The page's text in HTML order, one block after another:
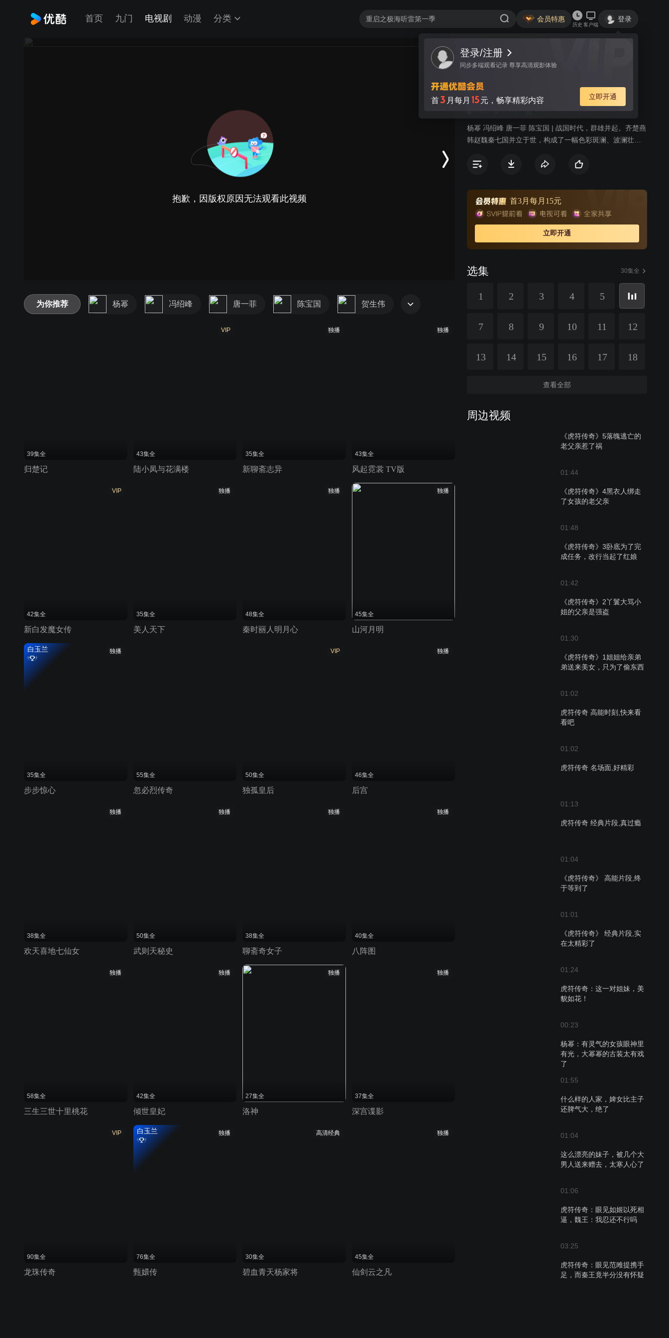
首页 九门 电视剧 动漫 分类 会员特惠
历史 客户端
登录
登录/注册
同步多端观看记录 尊享高清观影体验
首3 月每月 15元，畅享精彩内容 立即开通
抱歉，因版权原因无法观看此视频
视频 讨论
虎符传奇
7.9分 古装 爱情
杨幂 冯绍峰 唐一菲 陈宝国 | 战国时代，群雄并起。齐楚燕
韩赵魏秦七国并立于世，构成了一幅色彩斑澜、波澜壮阔
重要的历史位置。信陵君礼贤下士，在魏国极具威望。偶
夕。怯于秦国之威，魏王按兵不动，非魏王的虎符不能出
兵。关键时刻，如姬夫人窃出虎符营救赵国，自己却身陷
险境。平原君夫妇一直试图截取信陵君平生的心血兵法之
作《周公秘录》，念奴终为保护秘录而亡。历尽千辛万
苦，信陵君与如姬终于重逢，然而万没想到的是，他们爱
在血泊之中。
首3月每月15元
立即开通
选集 30集全
1 2 3 4 5
7 8 9 10 11 12
13 14 15 16 17 18
查看全部
周边视频
《虎符传奇》5落魄逃亡的
老父亲惹了祸
01:44
《虎符传奇》4黑衣人绑走
了女孩的老父亲
01:48
《虎符传奇》3卧底为了完
成任务，改行当起了红娘
01:42
《虎符传奇》2丫鬟大骂小
姐的父亲是强盗
01:30
《虎符传奇》1姐姐给亲弟
弟送来美女，只为了偷东西
01:02
虎符传奇 高能时刻,快来看
看吧
01:02
虎符传奇 名场面,好精彩
01:13
虎符传奇 经典片段,真过瘾
01:04
《虎符传奇》 高能片段,终
于等到了
01:01
《虎符传奇》 经典片段,实
在太精彩了
01:24
虎符传奇：这一对姐妹，美
貌如花！
00:23
杨幂：有灵气的女孩眼神里
有光，大幂幂的古装太有戏
了
01:55
什么样的人家，婢女比主子
还脾气大，绝了
01:04
这么漂亮的妹子，被几个大
男人送来赠去，太寒人心了
01:06
虎符传奇：眼见如姬以死相
逼，魏王：我忍还不行吗
03:25
虎符传奇：眼见范雎提携手
足，而秦王竟半分没有怀疑
为你推荐 杨幂 冯绍峰 唐一菲 陈宝国 贺生伟
39集全
归楚记
VIP
43集全
陆小凤与花满楼
独播
35集全
新聊斋志异
独播
43集全
风起霓裳 TV版
VIP
42集全
新白发魔女传
独播
35集全
美人天下
独播
48集全
秦时丽人明月心
独播
45集全
山河月明
独播
白玉兰
35集全
步步惊心
55集全
忽必烈传奇
VIP
50集全
独孤皇后
独播
46集全
后宫
独播
38集全
欢天喜地七仙女
独播
50集全
武则天秘史
独播
38集全
聊斋奇女子
独播
40集全
八阵图
独播
58集全
三生三世十里桃花
独播
42集全
倾世皇妃
独播
27集全
洛神
独播
37集全
深宫谍影
VIP
90集全
龙珠传奇
独播
白玉兰
76集全
甄嬛传
高清经典
30集全
碧血青天杨家将
独播
45集全
仙剑云之凡